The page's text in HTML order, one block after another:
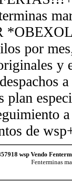
por
y
plan
de
wsp Vendo
Fenterminas